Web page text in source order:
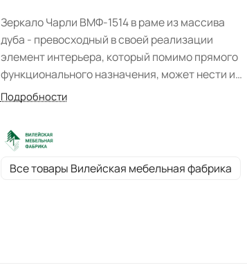
Зеркало Чарли ВМФ-1514 в раме из массива
дуба - превосходный в своей реализации
элемент интерьера, который помимо прямого
функционального назначения, может нести и
декоративный характер. Производитель
зеркало в вариантах цвета: "Шафран", "Серый
Агат, "Дуб Оксфорд". Вид поставки: В
разобранном виде
Подробности
Все товары Вилейская мебельная фабрика